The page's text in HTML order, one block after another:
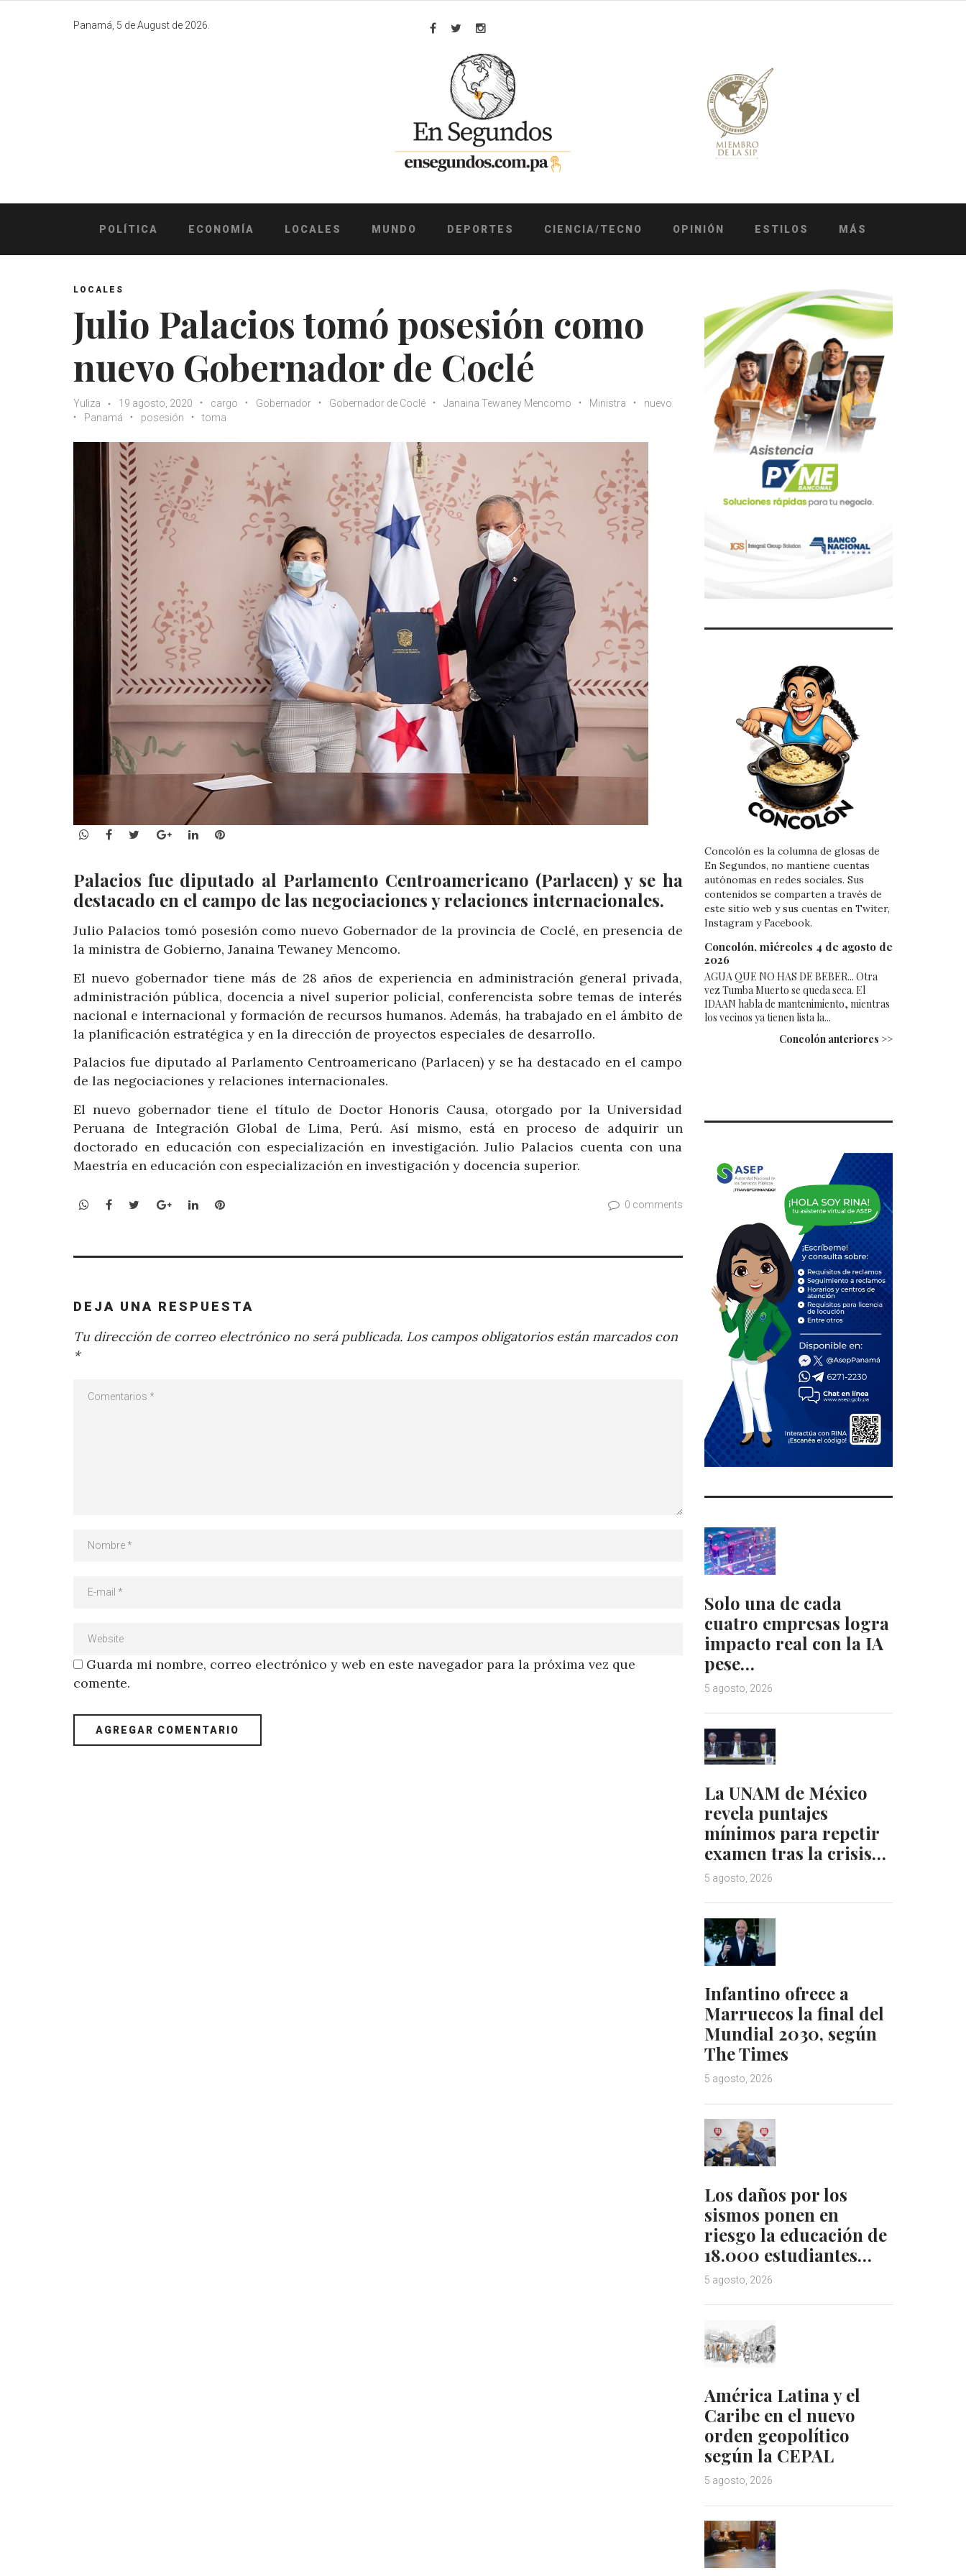
Panamá, 5 de August de 2026.
Facebook
TwitterInstagram
POLÍTICA ECONOMÍA LOCALES MUNDO DEPORTES CIENCIA/TECNO OPINIÓN ESTILOS MÁS
LOCALES
Julio Palacios tomó posesión como
nuevo Gobernador de Coclé
Yuliza 19 agosto, 2020 cargo Gobernador Gobernador de Coclé Janaina Tewaney Mencomo Ministra
nuevo
Panamá
posesión toma
WhatsApp
Facebook
TwitterGoogle+LinkedInPinterest
Palacios fue diputado al Parlamento Centroamericano (Parlacen) y se ha
destacado en el campo de las negociaciones y relaciones internacionales.
Julio Palacios tomó posesión como nuevo Gobernador de la provincia de Coclé, en presencia de
la ministra de Gobierno, Janaina Tewaney Mencomo.
El nuevo gobernador tiene más de 28 años de experiencia en administración general privada,
administración pública, docencia a nivel superior policial, conferencista sobre temas de interés
nacional e internacional y formación de recursos humanos. Además, ha trabajado en el ámbito de
la planificación estratégica y en la dirección de proyectos especiales de desarrollo.
Palacios fue diputado al Parlamento Centroamericano (Parlacen) y se ha destacado en el campo
de las negociaciones y relaciones internacionales.
El nuevo gobernador tiene el título de Doctor Honoris Causa, otorgado por la Universidad
Peruana de Integración Global de Lima, Perú. Así mismo, está en proceso de adquirir un
doctorado en educación con especialización en investigación. Julio Palacios cuenta con una
Maestría en educación con especialización en investigación y docencia superior.
WhatsApp
Facebook
TwitterGoogle+LinkedInPinterest 0 comments
DEJA UNA RESPUESTA
Tu dirección de correo electrónico no será publicada. Los campos obligatorios están marcados con
*
Guarda mi nombre, correo electrónico y web en este navegador para la próxima vez que
comente.
Concolón es la columna de glosas de
En Segundos, no mantiene cuentas
autónomas en redes sociales. Sus
contenidos se comparten a través de
este sitio web y sus cuentas en Twiter,
Instagram y Facebook.
Concolón, miércoles 4 de agosto de
2026
AGUA QUE NO HAS DE BEBER... Otra
vez Tumba Muerto se queda seca. El
IDAAN habla de mantenimiento, mientras
los vecinos ya tienen lista la...
Concolón anteriores >>
Solo una de cada
cuatro empresas logra
impacto real con la IA
pese…
5 agosto, 2026
La UNAM de México
revela puntajes
mínimos para repetir
examen tras la crisis…
5 agosto, 2026
Infantino ofrece a
Marruecos la final del
Mundial 2030, según
The Times
5 agosto, 2026
Los daños por los
sismos ponen en
riesgo la educación de
18.000 estudiantes…
5 agosto, 2026
América Latina y el
Caribe en el nuevo
orden geopolítico
según la CEPAL
5 agosto, 2026